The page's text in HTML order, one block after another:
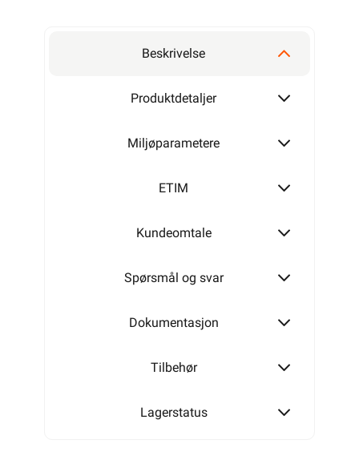
Beskrivelse
Produktdetaljer
Miljøparametere
ETIM
Kundeomtale
Spørsmål og svar
Dokumentasjon
Tilbehør
Lagerstatus